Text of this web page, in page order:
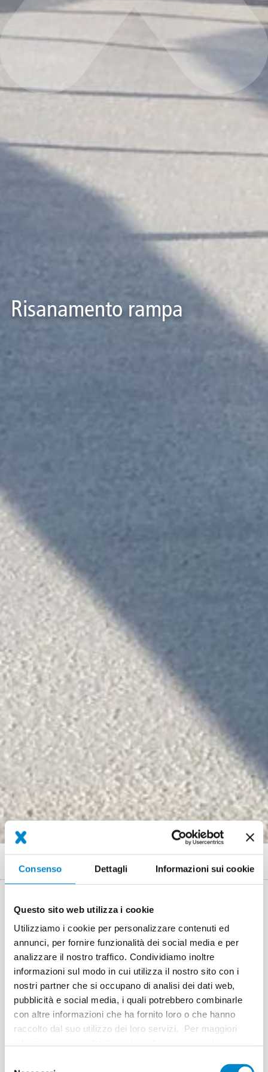
Consenso Dettagli Informazioni sui cookie
Questo sito web utilizza i cookie
Utilizziamo i cookie per personalizzare contenuti ed
annunci, per fornire funzionalità dei social media e per
analizzare il nostro traffico. Condividiamo inoltre
informazioni sul modo in cui utilizza il nostro sito con i
nostri partner che si occupano di analisi dei dati web,
pubblicità e social media, i quali potrebbero combinarle
con altre informazioni che ha fornito loro o che hanno
raccolto dal suo utilizzo dei loro servizi. Per maggiori
Risanamento rampa
Briciole
di
Dettagli del progetto
Location Mendrisio
System Triflex ProDetail Triflex DeckFloor
Completion Marzo 2020
Area
200 m²
Authorised Contractor Drytech SA